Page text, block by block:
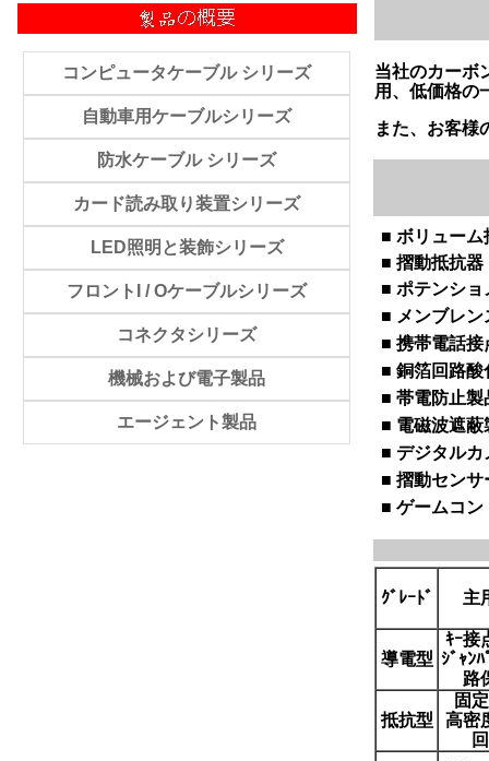
コンピュータケーブル シリーズ
自動車用ケーブルシリーズ
防水ケーブル シリーズ
カード読み取り装置シリーズ
LED照明と装飾シリーズ
フロントI / Oケーブルシリーズ
コネクタシリーズ
機械および電子製品
エージェント製品
当社のカーボ
用、低価格の
また、お客様
■ ボリューム
■ 摺動抵抗器
■ ポテンショ
■ メンブレン
■ 携帯電話接
■ 銅箔回路酸
■ 帯電防止製
■ 電磁波遮蔽
■ デジタルカ
■ 摺動センサ
■ ゲームコン
ｸﾞﾚｰﾄﾞ 主
導電型
ｷｰ接
ｼﾞｬﾝ
路
抵抗型
固
高密